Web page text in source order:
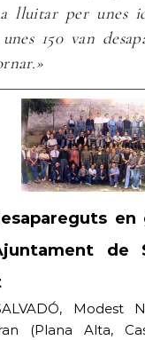
lluitar per unes
150 van
en
de
Modest
(Plana Alta,